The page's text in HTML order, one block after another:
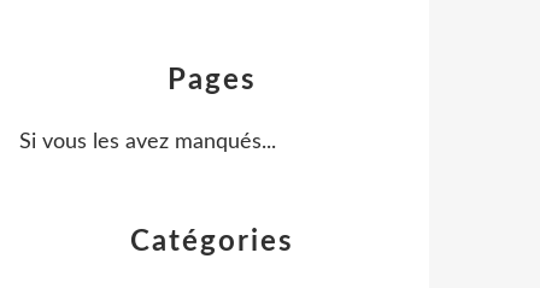
Catégories
Pages
Si vous les avez manqués...